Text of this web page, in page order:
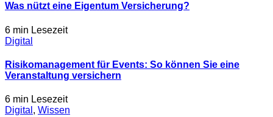
Was nützt eine Eigentum Versicherung?
6 min Lesezeit
Digital
Risikomanagement für Events: So können Sie eine
Veranstaltung versichern
6 min Lesezeit
Digital , Wissen